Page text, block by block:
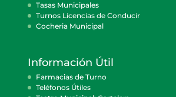
Tasas Municipales
Turnos Licencias de Conducir
Cocheria Municipal
Información Útil
Farmacias de Turno
Teléfonos Útiles